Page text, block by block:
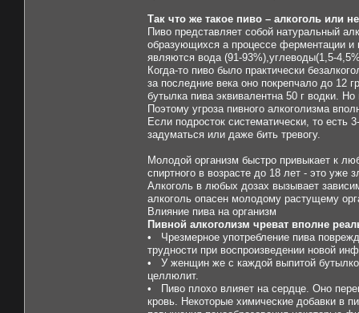
Так что же такое пиво – алкоголь или
Пиво представляет собой натуральный
образующихся а процессе ферментации и
являются вода (91-93%),углеводы(1,5-
Когда-то пиво было практически
за последние века оно покрепчало до 12
бутылка пива эквивалентна 50 г водки.
Поэтому угроза пивного алкоголизма
Если подросток систематически, то есть
задуматься или даже бить тревогу.
Молодой организм быстро привыкает к
спиртного в возрасте до 18 лет - это уже
Алкоголь в любых дозах вызывает
алкоголь опасен молодому растущему
Влияние пива на организм
Пивной алкоголизм чреват вполне
• Чрезмерное употребление пива
трудности при воспроизведении новой
• У женщин же с каждой выпитой
целлюлит.
• Пиво плохо влияет на сердце. Оно
кровь. Некоторые химические добавки в